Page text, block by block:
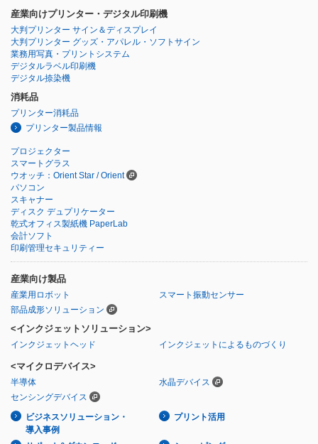
産業向けプリンター・デジタル印刷機
大判プリンター サイン＆ディスプレイ
大判プリンター グッズ・アパレル・ソフトサイン
業務用写真・プリントシステム
デジタルラベル印刷機
デジタル捺染機
消耗品
プリンター消耗品
プリンター製品情報
プロジェクター
スマートグラス
ウオッチ：Orient Star / Orient
パソコン
スキャナー
ディスク デュプリケーター
乾式オフィス製紙機 PaperLab
会計ソフト
印刷管理セキュリティー
産業向け製品
産業用ロボット
スマート振動センサー
部品成形ソリューション
<インクジェットソリューション>
インクジェットヘッド インクジェットによるものづくり
<マイクロデバイス>
半導体
水晶デバイス
センシングデバイス
ビジネスソリューション・
導入事例
プリント活用